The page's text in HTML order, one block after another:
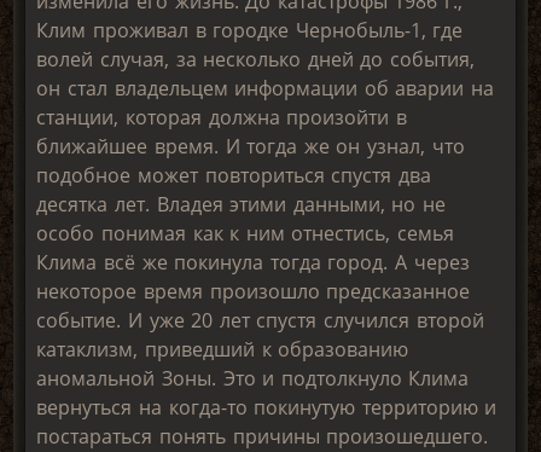
Клим проживал в городке Чернобыль-1, где
волей случая, за несколько дней до события,
он стал владельцем информации об аварии на
станции, которая должна произойти в
ближайшее время. И тогда же он узнал, что
подобное может повториться спустя два
десятка лет. Владея этими данными, но не
особо понимая как к ним отнестись, семья
Клима всё же покинула тогда город. А через
некоторое время произошло предсказанное
событие. И уже 20 лет спустя случился второй
катаклизм, приведший к образованию
аномальной Зоны. Это и подтолкнуло Клима
вернуться на когда-то покинутую территорию и
постараться понять причины произошедшего.